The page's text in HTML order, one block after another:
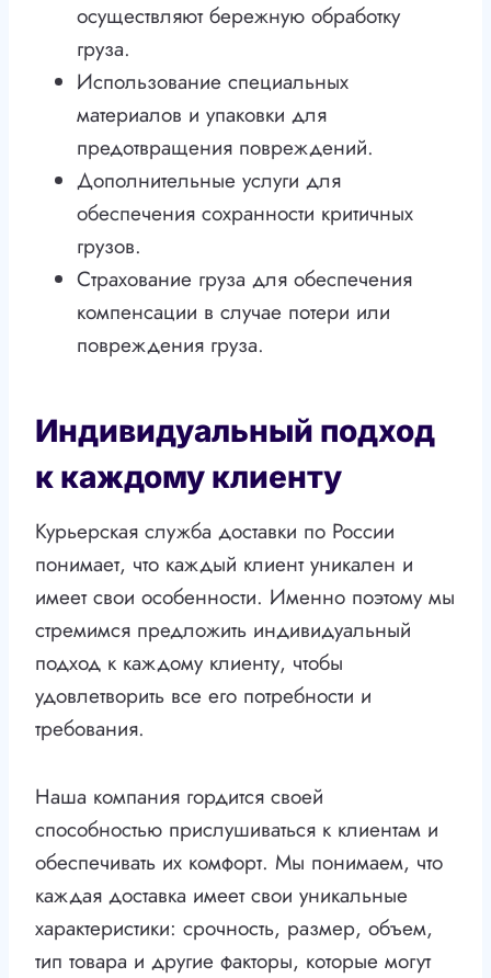
осуществляют бережную обработку
груза.
Использование специальных
материалов и упаковки для
предотвращения повреждений.
Дополнительные услуги для
обеспечения сохранности критичных
грузов.
Страхование груза для обеспечения
компенсации в случае потери или
повреждения груза.
Индивидуальный подход
к каждому клиенту
Курьерская служба доставки по России
понимает, что каждый клиент уникален и
имеет свои особенности. Именно поэтому мы
стремимся предложить индивидуальный
подход к каждому клиенту, чтобы
удовлетворить все его потребности и
требования.
Наша компания гордится своей
способностью прислушиваться к клиентам и
обеспечивать их комфорт. Мы понимаем, что
каждая доставка имеет свои уникальные
характеристики: срочность, размер, объем,
тип товара и другие факторы, которые могут